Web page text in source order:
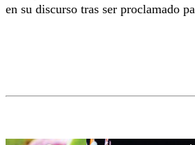
en su discurso tras ser proclamado